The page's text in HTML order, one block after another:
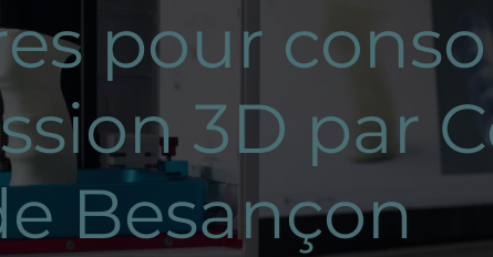
pour
3D par
Besançon